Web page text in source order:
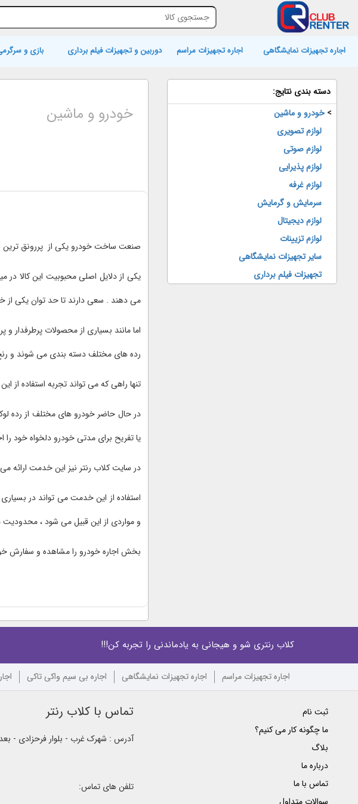
اجاره تجهیزات نمایشگاهی اجاره تجهیزات مراسم دوربین و تجهیزات فیلم برداری بازی و
خودرو و ماشین
صنعت ساخت خودرو یکی از پررونق ترین
یکی از دلایل اصلی محبوبیت این کالا
می دهند . سعی دارند تا حد توان یکی از
اما مانند بسیاری از محصولات
رده های مختلف دسته بندی می شوند و
تنها راهی که می تواند تجربه استفاده از
در حال حاضر خودرو های مختلف از رده
یا تفریح برای مدتی خودرو دلخواه خود را
در سایت کلاب رنتر نیز این خدمت ارائه
استفاده از این خدمت می تواند در
و مواردی از این قبیل می شود ،
بخش اجاره خودرو را مشاهده و سفارش
دسته بندی نتایج:
>خودرو و ماشین
لوازم تصویری
لوازم صوتی
لوازم پذیرایی
لوازم غرفه
سرمایش و گرمایش
لوازم دیجیتال
لوازم تزیینات
سایر تجهیزات نمایشگاهی
تجهیزات فیلم برداری
کلاب رنتری شو و هیجانی به یادماندنی را تجربه کن!!!
اجاره تجهیزات مراسم اجاره تجهیزات نمایشگاهی اجاره بی سیم واکی تاکی
ثبت نام
ما چگونه کار می کنیم؟
بلاگ
درباره ما
تماس با ما
تماس با کلاب رنتر
آدرس : شهرک غرب - بلوار فرحزادی -
تلفن های تماس: